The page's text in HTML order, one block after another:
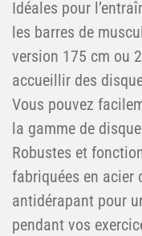
Idéales pour
les barres de
version 175 cm ou
accueillir des
Vous pouvez
la gamme de
Robustes et
fabriquées en acier
antidérapant pour
pendant vos